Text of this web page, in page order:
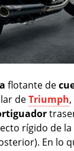
flotante de
deTriumph
rígido de la
En lo